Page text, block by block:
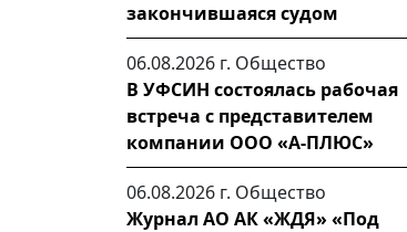
закончившаяся судом
06.08.2026 г. Общество
В УФСИН состоялась рабочая
встреча с представителем
компании ООО «А-ПЛЮС»
06.08.2026 г. Общество
Журнал АО АК «ЖДЯ» «Под